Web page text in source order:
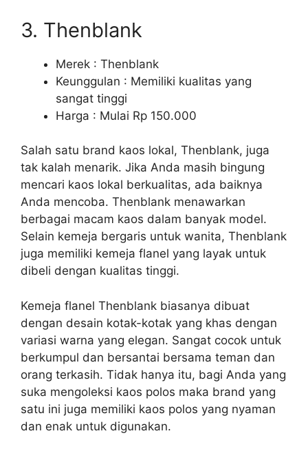
3. Thenblank
Merek : Thenblank
Keunggulan : Memiliki kualitas yang
sangat tinggi
Harga : Mulai Rp 150.000
Salah satu brand kaos lokal, Thenblank, juga
tak kalah menarik. Jika Anda masih bingung
mencari kaos lokal berkualitas, ada baiknya
Anda mencoba. Thenblank menawarkan
berbagai macam kaos dalam banyak model.
Selain kemeja bergaris untuk wanita, Thenblank
juga memiliki kemeja flanel yang layak untuk
dibeli dengan kualitas tinggi.
Kemeja flanel Thenblank biasanya dibuat
dengan desain kotak-kotak yang khas dengan
variasi warna yang elegan. Sangat cocok untuk
berkumpul dan bersantai bersama teman dan
orang terkasih. Tidak hanya itu, bagi Anda yang
suka mengoleksi kaos polos maka brand yang
satu ini juga memiliki kaos polos yang nyaman
dan enak untuk digunakan.